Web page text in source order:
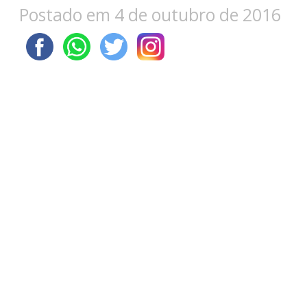
Postado em 4 de outubro de 2016